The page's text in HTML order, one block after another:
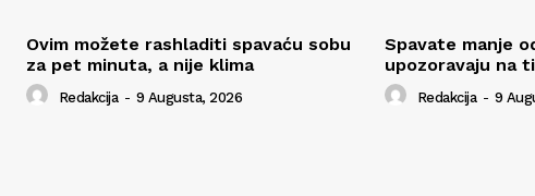
Ovim možete rashladiti spavaću sobu
za pet minuta, a nije klima
Redakcija - 9 Augusta, 2026
Spavate manje
upozoravaju na
Redakcija - 9